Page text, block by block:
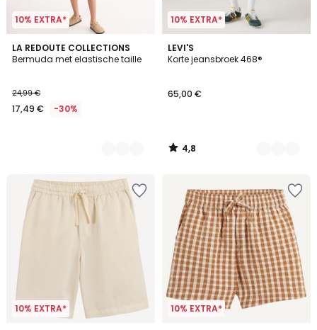
10% EXTRA*
LA REDOUTE COLLECTIONS
Bermuda met elastische taille
24,99 €
17,49 € -30%
3
Kleuren
10% EXTRA*
LEVI'S
Korte jeansbroek 468®
65,00 €
4,8
/ 5
3
Kleuren
4,8
/
10% EXTRA* 10% EXTRA*